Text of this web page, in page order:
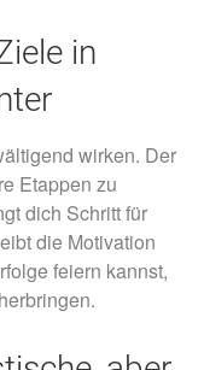
in
wirken. Der
Etappen zu
dich Schritt für
die Motivation
feiern kannst,